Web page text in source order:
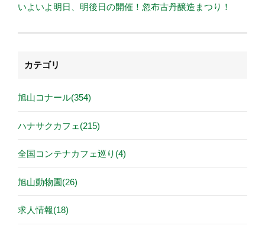
いよいよ明日、明後日の開催！忽布古丹醸造まつり！
カテゴリ
旭山コナール(354)
ハナサクカフェ(215)
全国コンテナカフェ巡り(4)
旭山動物園(26)
求人情報(18)